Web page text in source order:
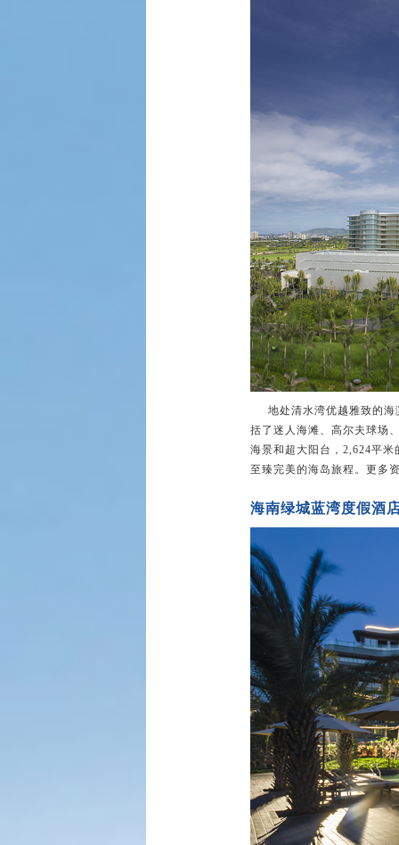
地处清水湾优越雅致的海
括了迷人海滩、高尔夫球场
海景和超大阳台，2,624平
至臻完美的海岛旅程。更多
海南绿城蓝湾度假酒